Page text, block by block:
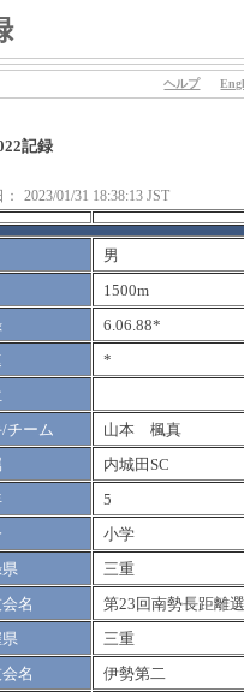
ヘルプ
記録
2023/01/31 18:38:13 JST
男
1500m
6.06.88*
*
チーム
山本 楓真
内城田SC
5
小学
三重
名
第23回南勢長距離
三重
名
伊勢第二